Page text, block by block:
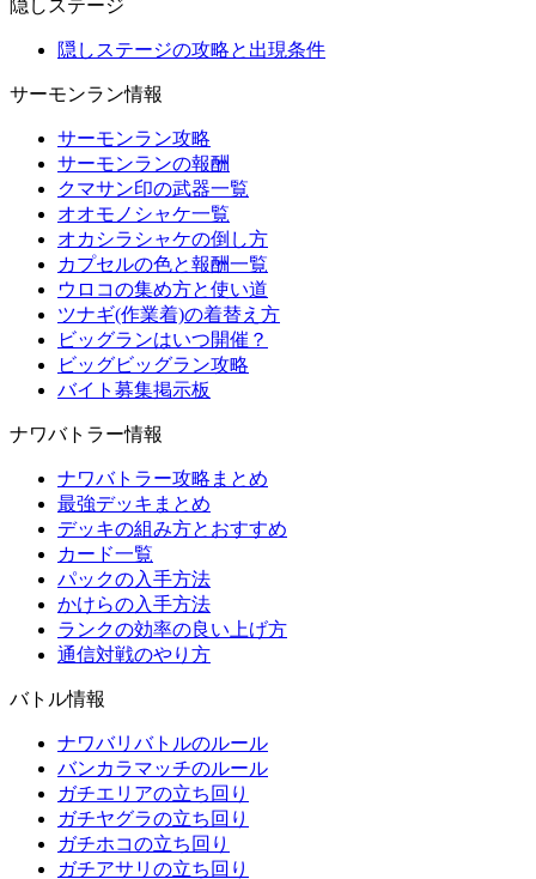
隠しステージ
隠しステージの攻略と出現条件
サーモンラン情報
サーモンラン攻略
サーモンランの報酬
クマサン印の武器一覧
オオモノシャケ一覧
オカシラシャケの倒し方
カプセルの色と報酬一覧
ウロコの集め方と使い道
ツナギ(作業着)の着替え方
ビッグランはいつ開催？
ビッグビッグラン攻略
バイト募集掲示板
ナワバトラー情報
ナワバトラー攻略まとめ
最強デッキまとめ
デッキの組み方とおすすめ
カード一覧
パックの入手方法
かけらの入手方法
ランクの効率の良い上げ方
通信対戦のやり方
バトル情報
ナワバリバトルのルール
バンカラマッチのルール
ガチエリアの立ち回り
ガチヤグラの立ち回り
ガチホコの立ち回り
ガチアサリの立ち回り